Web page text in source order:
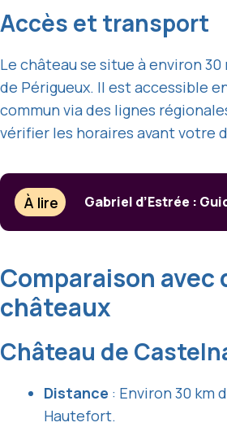
Accès et transport
Le château se situe à environ
de Périgueux. Il est accessible
commun via des lignes
vérifier les horaires avant votre
À lire Gabriel d’Estrée :
Comparaison avec
châteaux
Château de
Distance : Environ 30 km
Hautefort.